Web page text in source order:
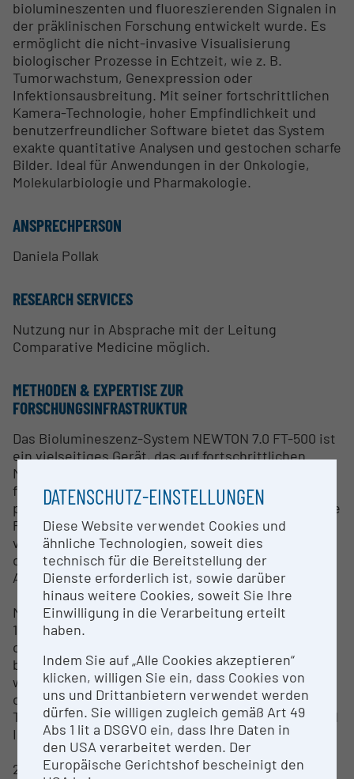
biolumineszenten und fluoreszierenden Signalen in
der präklinischen Forschung entwickelt wurde. Es
ermöglicht die nicht-invasive Visualisierung
biologischer Prozesse in Echtzeit, wie z. B.
Tumorwachstum, Genexpression oder
Infektionsausbreitung. Mit seiner fortschrittlichen
Kamera-Technologie, hoher Empfindlichkeit und
benutzerfreundlicher Software bietet das System
exakte quantitative Analysen und gestochen scharfe
Bilder. Ideal für Anwendungen in der Onkologie,
Molekularbiologie und Pharmakologie.
ANSPRECHPERSON
Daniela Pollak
RESEARCH SERVICES
Nutzung nur in Absprache mit der Leitung
Comparative Medicine möglich.
METHODEN & EXPERTISE ZUR
FORSCHUNGSINFRASTRUKTUR
Das Biolumineszenz-System NEWTON 7.0 FT-500 ist
ein vielseitiges Gerät, das auf fortschrittlichen
Methoden der biolumineszenten und
fluoreszierenden Bildgebung basiert. Es wird in der
präklinischen Forschung eingesetzt, um biologische
Prozesse in vivo, ex vivo und in vitro zu
visualisieren und zu analysieren. Die Methoden und
die erforderliche Expertise umfassen folgende
Aspekte:
Methoden
1. Biolumineszenz-Bildgebung
o Erfassung von Lichtemissionen, die durch
biolumineszente Reporter wie Luciferase erzeugt
werden.
o Anwendung in der Überwachung von
Tumorwachstum, Genexpression, Zellmigration und
Infektionsmodellen.
2. Fluoreszenz-Bildgebung
DATENSCHUTZ-EINSTELLUNGEN
Diese Website verwendet Cookies und
ähnliche Technologien, soweit dies
technisch für die Bereitstellung der
Dienste erforderlich ist, sowie darüber
hinaus weitere Cookies, soweit Sie Ihre
Einwilligung in die Verarbeitung erteilt
haben.
Indem Sie auf „Alle Cookies akzeptieren“
klicken, willigen Sie ein, dass Cookies von
uns und Drittanbietern verwendet werden
dürfen. Sie willigen zugleich gemäß Art 49
Abs 1 lit a DSGVO ein, dass Ihre Daten in
den USA verarbeitet werden. Der
Europäische Gerichtshof bescheinigt den